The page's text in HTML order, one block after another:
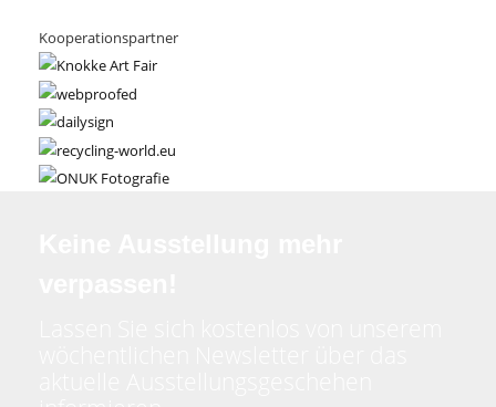
Kooperationspartner